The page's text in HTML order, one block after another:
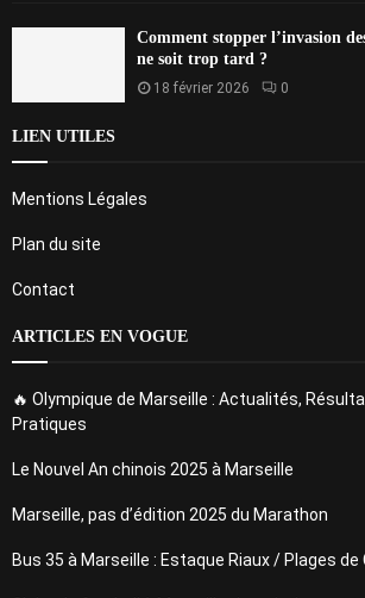
Comment stopper l’invasion
ne soit trop tard ?
18 février 2026 0
LIEN UTILES
Mentions Légales
Plan du site
Contact
ARTICLES EN VOGUE
🔥 Olympique de Marseille : Actualités,
Pratiques
Le Nouvel An chinois 2025 à Marseille
Marseille, pas d’édition 2025 du Marathon
Bus 35 à Marseille : Estaque Riaux / Plages